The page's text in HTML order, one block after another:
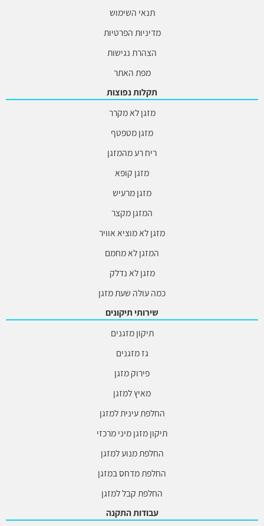
תנאי השימוש
מדיניות הפרטיות
הצהרת נגישות
מפת האתר
תקלות נפוצות
מזגן לא מקרר
מזגן מטפטף
ריח רע מהמזגן
מזגן קופא
מזגן מרעיש
המזגן מקצר
מזגן לא מוציא אוויר
המזגן לא מחמם
מזגן לא נדלק
כמה עולה שעת מזגן
שירותי תיקונים
תיקון מזגנים
גז מזגנים
פירוק מזגן
מאיץ למזגן
החלפת עינית למזגן
תיקון מזגן מיני מרכזי
החלפת מנוע למזגן
החלפת מדחס במזגן
החלפת קבל למזגן
עבודות התקנה